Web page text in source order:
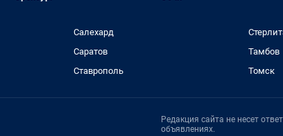
Салехард
Саратов
Ставрополь
Тамбов
Томск
Редакция сайта не несет
объявлениях.